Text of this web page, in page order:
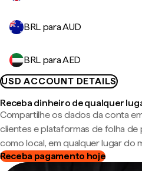
BRL para AUD
BRL para AED
USD ACCOUNT DETAILS
Receba dinheiro de qualquer
Compartilhe os dados da conta em
clientes e plataformas de folha
como local, em qualquer lugar do
Receba pagamento hoje